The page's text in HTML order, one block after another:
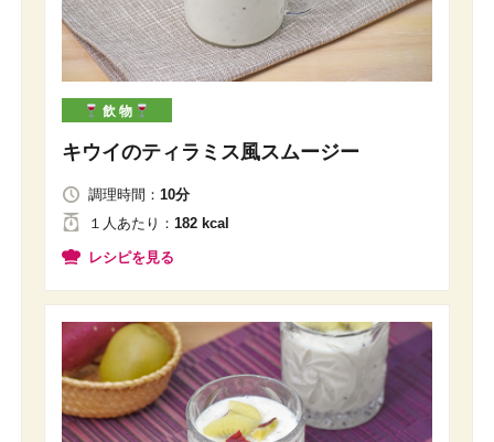
飲 物
キウイのティラミス風スムージー
調理時間： 10分
１人 あたり ： 182 kcal
レシピを見る